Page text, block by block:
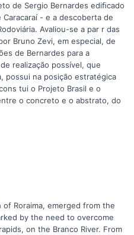
de Sergio Bernardes ediﬁcado
- e a descoberta de
Avaliou-se a par r das
Bruno Zevi, em especial, de
de Bernardes para a
realização possível, que
possui na posição estratégica
tui o Projeto Brasil e o
o concreto e o abstrato, do
Roraima, emerged from the
by the need to overcome
on the Branco River. From